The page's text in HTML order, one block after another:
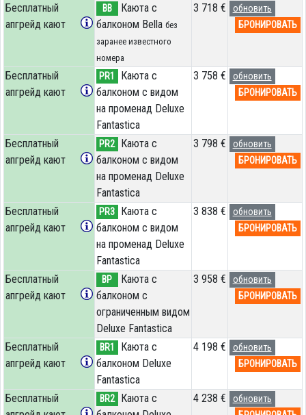
Бесплатный
апгрейд кают
BB
Каюта с
балконом Bella без
заранее известного
номера
3 718 €
обновить
БРОНИРОВАТЬ
Бесплатный
апгрейд кают
PR1
Каюта с
балконом с видом
на променад Deluxe
Fantastica
3 758 €
обновить
БРОНИРОВАТЬ
Бесплатный
апгрейд кают
PR2
Каюта с
балконом с видом
на променад Deluxe
Fantastica
3 798 €
обновить
БРОНИРОВАТЬ
Бесплатный
апгрейд кают
PR3
Каюта с
балконом с видом
на променад Deluxe
Fantastica
3 838 €
обновить
БРОНИРОВАТЬ
Бесплатный
апгрейд кают
BP
Каюта с
балконом c
ограниченным видом
Deluxe Fantastica
3 958 €
обновить
БРОНИРОВАТЬ
Бесплатный
апгрейд кают
BR1
Каюта с
балконом Deluxe
Fantastica
4 198 €
обновить
БРОНИРОВАТЬ
Бесплатный
BR2
Каюта с
4 238 €
обновить